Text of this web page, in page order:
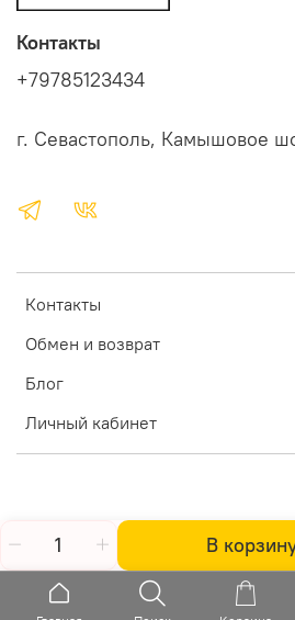
В
Контакты
Обмен и возврат
Блог
Личный кабинет
Контакты
+79785123434
г. Севастополь, Камышовое